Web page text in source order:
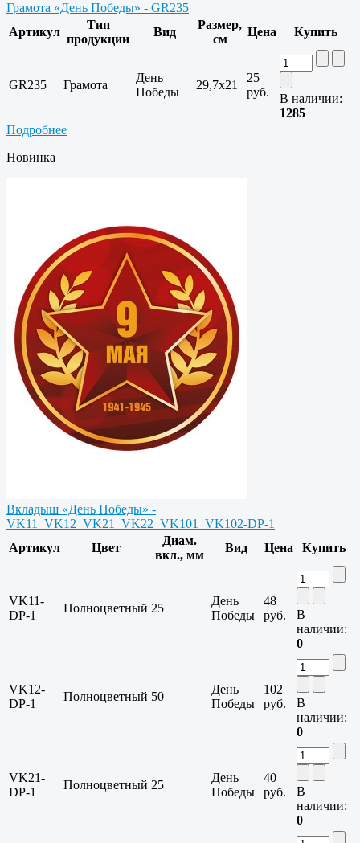
Грамота «День Победы» - GR235
Артикул
Тип
продукции
Вид
Размер,
см
Цена Купить
GR235 Грамота
День
Победы
29,7x21
25
руб.
В наличии:
1285
Подробнее
Новинка
Вкладыш «День Победы» -
VK11_VK12_VK21_VK22_VK101_VK102-DP-1
Артикул
Цвет
Диам.
вкл., мм
Вид Цена Купить
VK11-
DP-1
Полноцветный 25
День
Победы
48
руб.
В
наличии:
0
VK12-
DP-1
Полноцветный 50
День
Победы
102
руб.
В
наличии:
0
VK21-
DP-1
Полноцветный 25
День
Победы
40
руб.
В
наличии:
0